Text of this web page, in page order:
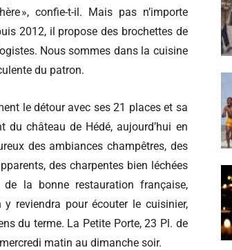
», confie-t-il. Mais pas n’importe
2012, il propose des brochettes de
Nous sommes dans la cuisine
du patron.
le détour avec ses 21 places et sa
du château de Hédé, aujourd’hui en
des ambiances champêtres, des
des charpentes bien léchées
la bonne restauration française,
reviendra pour écouter le cuisinier,
du terme. La Petite Porte, 23 Pl. de
matin au dimanche soir.